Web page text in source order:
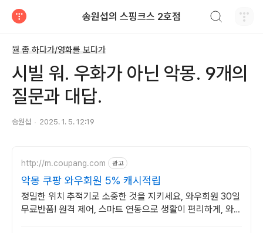
송원섭의 스핑크스 2호점
뭘 좀 하다가/영화를 보다가
시빌 워. 우화가 아닌 악몽. 9개의
질문과 대답.
송원섭 2025. 1. 5. 12:19
http://m.coupang.com 광고
악몽 쿠팡 와우회원 5% 캐시적립
정밀한 위치 추적기로 소중한 것을 지키세요, 와우회원 30일
무료반품! 원격 제어, 스마트 연동으로 생활이 편리하게, 와우